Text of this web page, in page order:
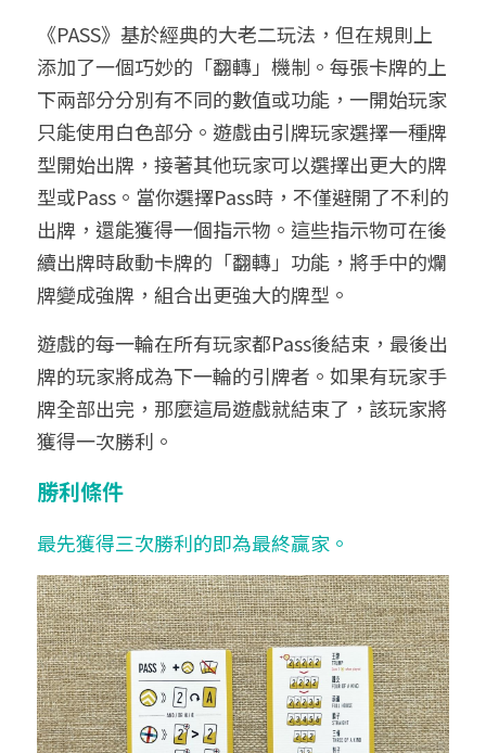
《PASS》基於經典的大老二玩法，但在規則上
添加了一個巧妙的「翻轉」機制。每張卡牌的上
下兩部分分別有不同的數值或功能，一開始玩家
只能使用白色部分。遊戲由引牌玩家選擇一種牌
型開始出牌，接著其他玩家可以選擇出更大的牌
型或Pass。當你選擇Pass時，不僅避開了不利的
出牌，還能獲得一個指示物。這些指示物可在後
續出牌時啟動卡牌的「翻轉」功能，將手中的爛
牌變成強牌，組合出更強大的牌型。
遊戲的每一輪在所有玩家都Pass後結束，最後出
牌的玩家將成為下一輪的引牌者。如果有玩家手
牌全部出完，那麼這局遊戲就結束了，該玩家將
獲得一次勝利。
勝利條件
最先獲得三次勝利的即為最終贏家。